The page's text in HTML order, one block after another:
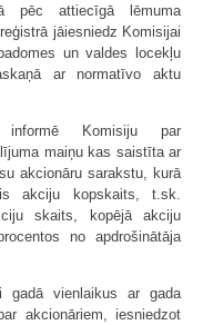
pēc attiecīgā lēmuma
jāiesniedz Komisijai
un valdes locekļu
ar normatīvo aktu
informē Komisiju par
maiņu kas saistīta ar
akcionāru sarakstu, kurā
akciju kopskaits, t.sk.
skaits, kopējā akciju
no apdrošinātāja
gadā vienlaikus ar gada
akcionāriem, iesniedzot